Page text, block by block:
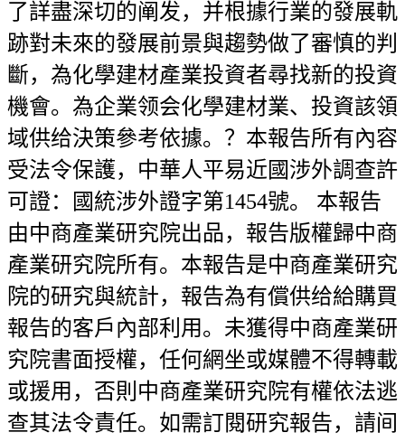
了詳盡深切的阐发，并根據行業的發展軌
跡對未來的發展前景與趨勢做了審慎的判
斷，為化學建材產業投資者尋找新的投資
機會。為企業领会化學建材業、投資該領
域供给決策參考依據。？本報告所有內容
受法令保護，中華人平易近國涉外調查許
可證：國統涉外證字第1454號。 本報告
由中商產業研究院出品，報告版權歸中商
產業研究院所有。本報告是中商產業研究
院的研究與統計，報告為有償供给給購買
報告的客戶內部利用。未獲得中商產業研
究院書面授權，任何網坐或媒體不得轉載
或援用，否則中商產業研究院有權依法逃
查其法令責任。如需訂閱研究報告，請间